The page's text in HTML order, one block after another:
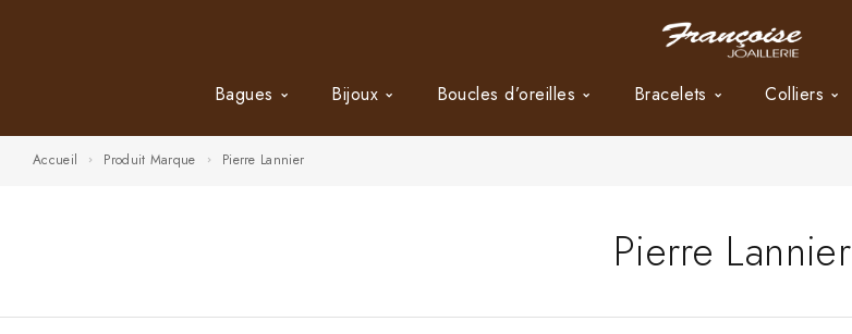
Bagues Bijoux Boucles d’oreilles Bracelets Colliers
Accueil Produit Marque Pierre Lannier
Pierre Lannier